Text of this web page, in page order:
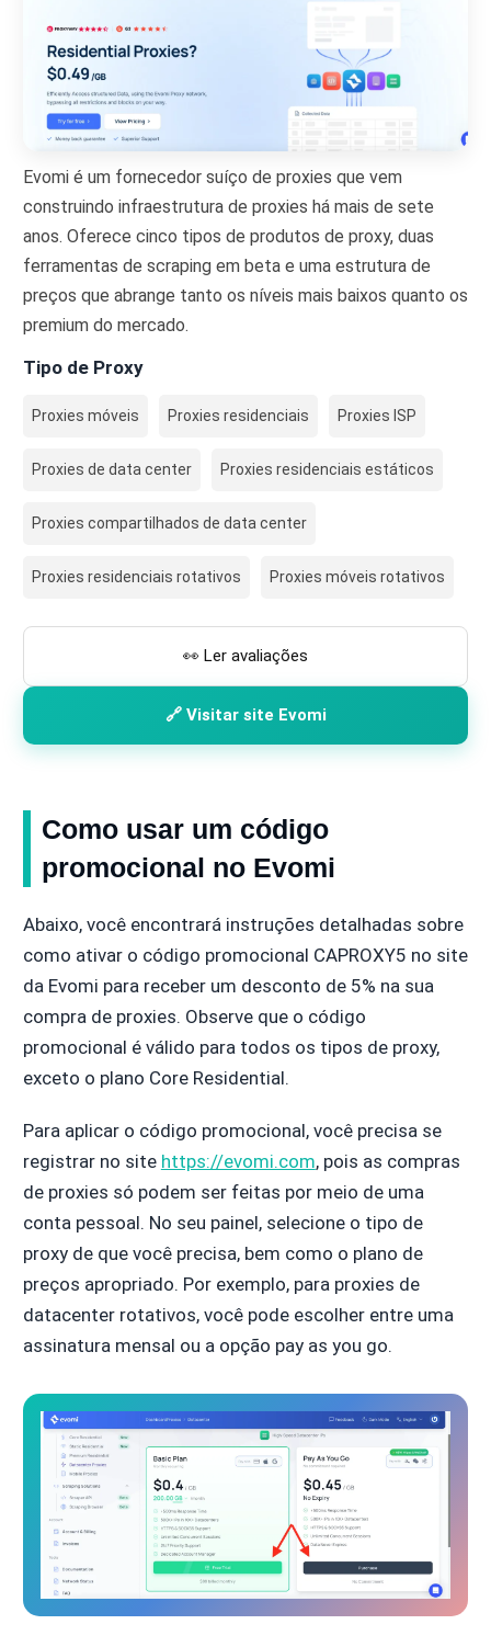
Evomi é um fornecedor suíço de proxies que vem
construindo infraestrutura de proxies há mais de sete
anos. Oferece cinco tipos de produtos de proxy, duas
ferramentas de scraping em beta e uma estrutura de
preços que abrange tanto os níveis mais baixos quanto os
premium do mercado.
Tipo de Proxy
Proxies móveis Proxies residenciais Proxies ISP
Proxies de data center Proxies residenciais estáticos
Proxies compartilhados de data center
Proxies residenciais rotativos Proxies móveis rotativos
👀 Ler avaliações
🔗 Visitar site Evomi
Como usar um código
promocional no Evomi
Abaixo, você encontrará instruções detalhadas sobre
como ativar o código promocional CAPROXY5 no site
da Evomi para receber um desconto de 5% na sua
compra de proxies. Observe que o código
promocional é válido para todos os tipos de proxy,
exceto o plano Core Residential.
Para aplicar o código promocional, você precisa se
registrar no site https://evomi.com, pois as compras
de proxies só podem ser feitas por meio de uma
conta pessoal. No seu painel, selecione o tipo de
proxy de que você precisa, bem como o plano de
preços apropriado. Por exemplo, para proxies de
datacenter rotativos, você pode escolher entre uma
assinatura mensal ou a opção pay as you go.